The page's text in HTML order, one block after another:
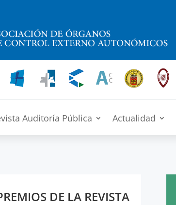
Auditoría Pública Actualidad
DE LA REVISTA